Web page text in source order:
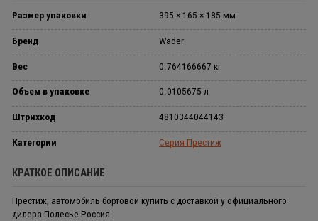
Размер упаковки 395 × 165 × 185 мм
Бренд Wader
Вес 0.764166667 кг
Объем в упаковке 0.0105675 л
Штрихкод 4810344044143
Категории Серия Престиж
КРАТКОЕ ОПИСАНИЕ
Престиж, автомобиль бортовой купить с доставкой у официального
дилера Полесье Россия.